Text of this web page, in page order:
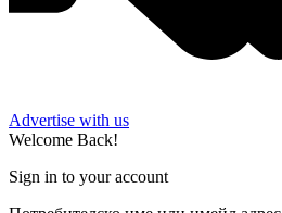
Advertise with us
Welcome Back!
Sign in to your account